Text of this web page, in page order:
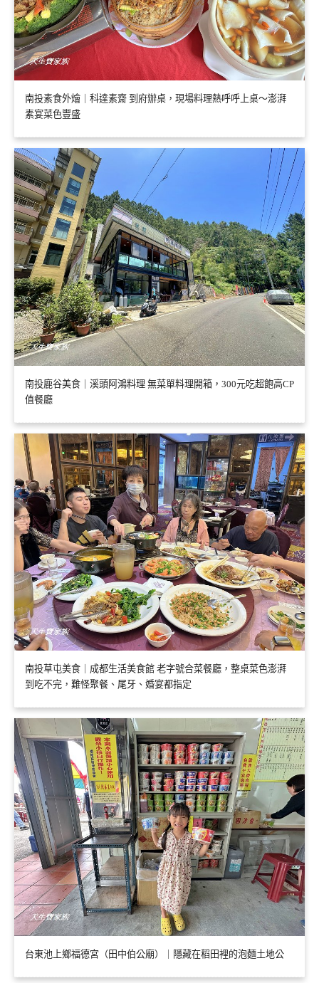
南投素食外燴｜科達素齋 到府辦桌，現場料理熱呼呼上桌～澎湃
素宴菜色豐盛
南投鹿谷美食｜溪頭阿鴻料理 無菜單料理開箱，300元吃超飽高CP
值餐廳
南投草屯美食｜成都生活美食館 老字號合菜餐廳，整桌菜色澎湃
到吃不完，難怪聚餐、尾牙、婚宴都指定
台東池上鄉福德宮（田中伯公廟）｜隱藏在稻田裡的泡麵土地公